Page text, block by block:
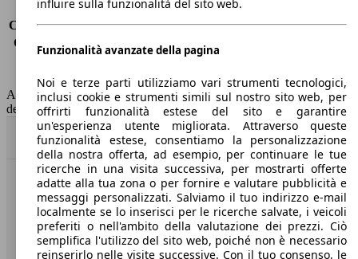
Consumo (urbano)
-
Consumo (extra-urbano) -
Consumo (combinato)*
4.1 l/100km
Capacità del serbatoio
52 l
AutoScout24 non si assume alcuna responsabilità per la correttezza
dei dati.
Torna su
Benvenuti su AutoScout24, il mercato auto europeo.
Società
influire sulla funzionalità del sito web.
Funzionalità avanzate della pagina
Noi e terze parti utilizziamo vari strumenti tecnologici,
inclusi cookie e strumenti simili sul nostro sito web, per
offrirti funzionalità estese del sito e garantire
un'esperienza utente migliorata. Attraverso queste
funzionalità estese, consentiamo la personalizzazione
della nostra offerta, ad esempio, per continuare le tue
ricerche in una visita successiva, per mostrarti offerte
adatte alla tua zona o per fornire e valutare pubblicità e
messaggi personalizzati. Salviamo il tuo indirizzo e-mail
localmente se lo inserisci per le ricerche salvate, i veicoli
preferiti o nell'ambito della valutazione dei prezzi. Ciò
semplifica l'utilizzo del sito web, poiché non è necessario
reinserirlo nelle visite successive. Con il tuo consenso, le